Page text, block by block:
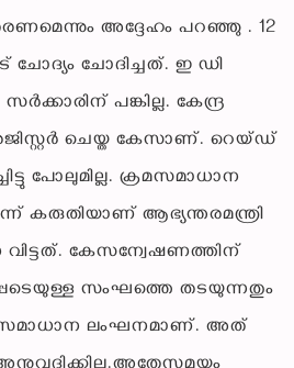
അദ്ദേഹം പറഞ്ഞു . 12
ചോദിച്ചത്. ഇ ഡി
പങ്കില്ല. കേന്ദ്ര
ചെയ്ത കേസാണ്. റെയ്ഡ്
പോലുമില്ല. ക്രമസമാധാന
കരുതിയാണ് ആഭ്യന്തരമന്ത്രി
വിട്ടത്. കേസന്വേഷണത്തിന്
സംഘത്തെ തടയുന്നതും
ലംഘനമാണ്. അത്